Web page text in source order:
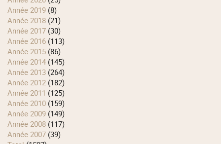
année 2019 (8)
année 2018 (21)
année 2017 (30)
année 2016 (113)
année 2015 (86)
année 2014 (145)
année 2013 (264)
année 2012 (182)
année 2011 (125)
année 2010 (159)
année 2009 (149)
année 2008 (117)
année 2007 (39)